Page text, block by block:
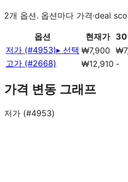
2개 옵션. 옵션마다 가격·deal
옵션 현재가 30
저가 (#4953)▸ 선택 ₩7,900
고가 (#2668)
₩12,910 -
가격 변동 그래프
저가 (#4953)